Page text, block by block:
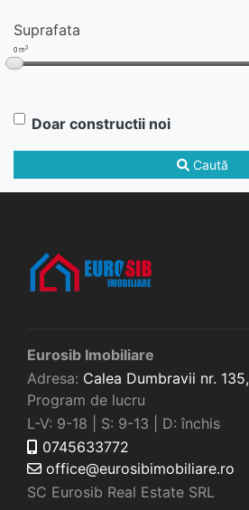
Suprafata
0 m2
Doar constructii noi
Caută
Eurosib Imobiliare
Adresa: Calea Dumbravii nr. 135,
Program de lucru
L-V: 9-18 | S: 9-13 | D: închis
0745633772
office@eurosibimobiliare.ro
SC Eurosib Real Estate SRL